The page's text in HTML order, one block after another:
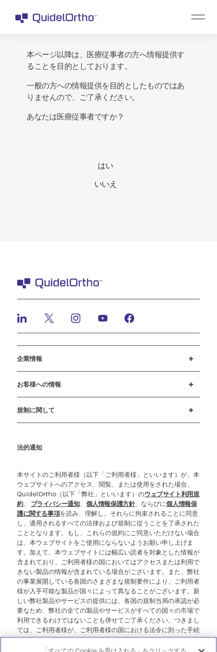
本ページ以降は、医療従事者の方へ情報提供す
ることを目的としております。
一般の方への情報提供を目的としたものではあ
りませんので、ご了承ください。
あなたは医療従事者ですか？
はい
いいえ
企業情報
お客様への情報
規制に関して
法的通知
本サイトのご利用者様（以下「ご利用者様」といいます）が、本
ウェブサイトへのアクセス、閲覧、または使用をされた場合、
QuidelOrtho（以下「弊社」といいます）のウェブサイト利用規
約、 プライバシー通知、 個人情報保護方針、ならびに個人情報保
護に関する事項を読み、理解し、それらに拘束されることに同意
し、適用されるすべての法律および規制に従うことを了承された
こととなります。もし、これらの規約にご同意いただけない場合
は、本ウェブサイトをご使用にならないようお願い申し上げま
す。加えて、本ウェブサイトには幅広い読者を対象とした情報が
含まれており、ご利用者様の国においてはアクセスまたは利用で
きない製品の情報が含まれている場合がございます。また、弊社
の事業展開している各国のさまざまな規制要件により、ご利用者
様が入手可能な製品が国々によって異なることがございます。新
しい弊社製品やサービスの提供には、各国の規制当局の承認が必
要なため、弊社の全ての製品やサービスがすべての国々の市場で
利用できるわけではないことも併せてご了承ください。つきまし
ては、ご利用者様が、ご利用者様の国における法令に則った手続
き、規制、登録、または使用に準拠していない可能性のある情報
にアクセスすることについて、弊社が一切の責任を負わないこと